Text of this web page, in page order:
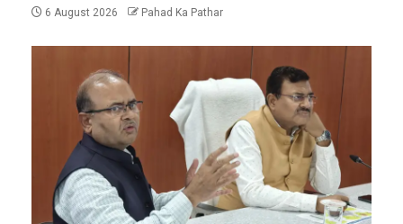
6 August 2026 Pahad Ka Pathar